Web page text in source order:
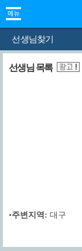
선생님찾기
선생님 목록
•주변지역: 대구